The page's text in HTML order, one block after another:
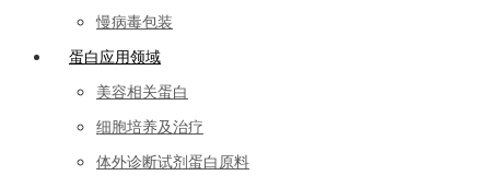
慢病毒包装
蛋白应用领域
美容相关蛋白
细胞培养及治疗
体外诊断试剂蛋白原料